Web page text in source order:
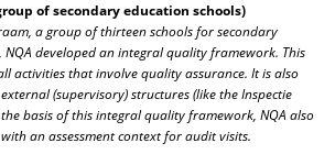
of secondary education schools)
a group of thirteen schools for secondary
developed an integral quality framework. This
activities that involve quality assurance. It is also
(supervisory) structures (like the Inspectie
basis of this integral quality framework, NQA also
an assessment context for audit visits.